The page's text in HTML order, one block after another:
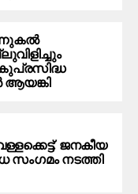
ജനകീയ
സംഗമം നടത്തി